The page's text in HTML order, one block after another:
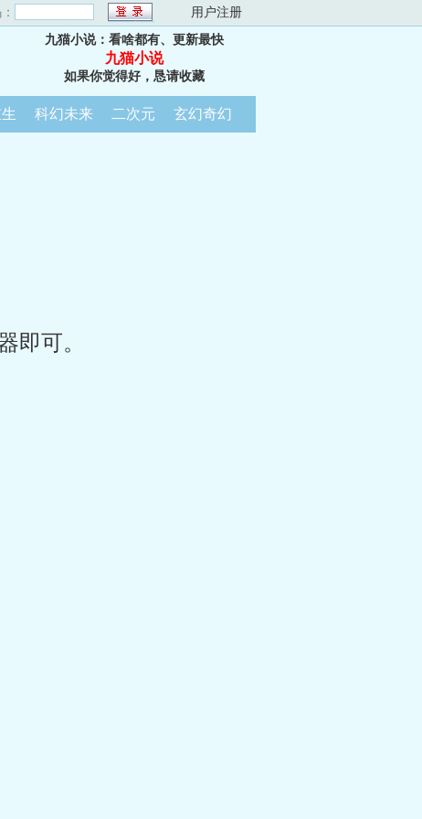
用户注册
九猫小说：看啥都有、更新最快
九猫小说
如果你觉得好，恳请收藏
科幻未来 二次元 玄幻奇幻
即可。